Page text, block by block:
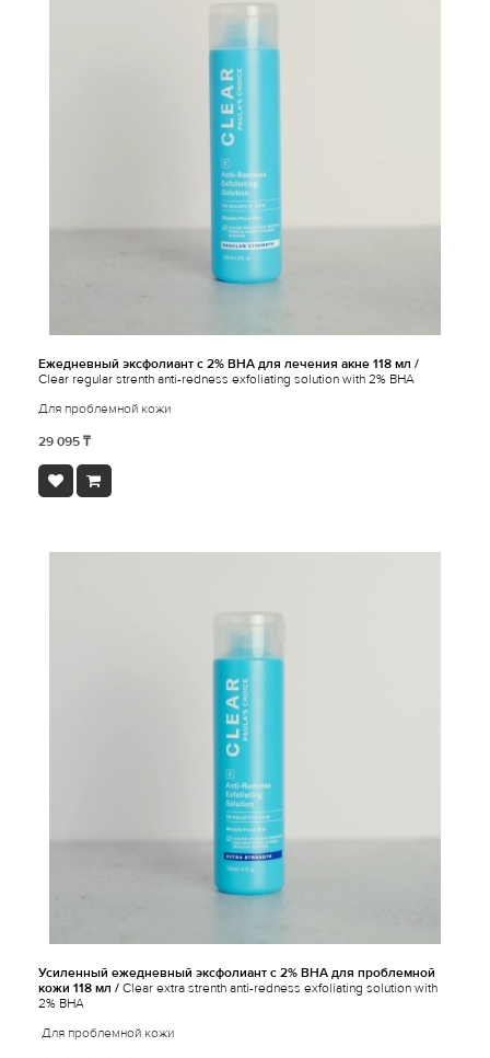
Ежедневный эксфолиант с 2% ВНА для лечения акне 118 мл /
Clear regular strenth anti-redness exfoliating solution with 2% BHA
Для проблемной кожи
29 095 ₸
Усиленный ежедневный эксфолиант c 2% ВНА для проблемной
кожи 118 мл / Clear extra strenth anti-redness exfoliating solution with
2% BHA
Для проблемной кожи